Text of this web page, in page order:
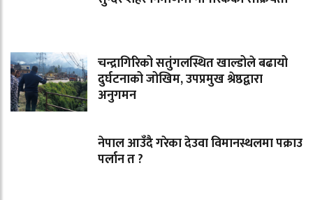
चन्द्रागिरिको सतुंगलस्थित खाल्डोले बढायो
दुर्घटनाको जोखिम, उपप्रमुख श्रेष्ठद्वारा
अनुगमन
नेपाल आउँदै गरेका देउवा विमानस्थलमा पक्राउ
पर्लान त ?